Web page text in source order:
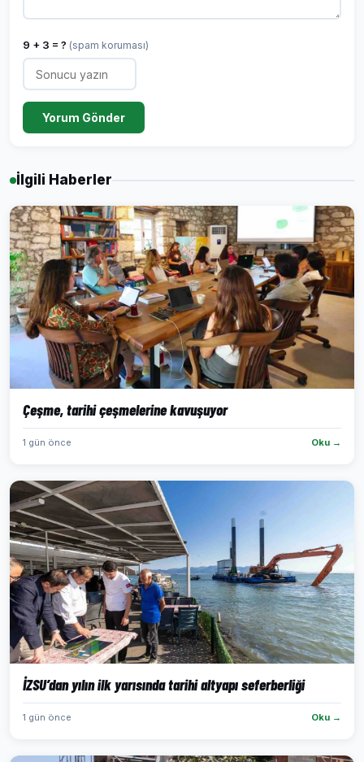
9 + 3 = ? (spam koruması)
Yorum Gönder
İlgili Haberler
Çeşme, tarihi çeşmelerine kavuşuyor
1 gün önce Oku →
İZSU’dan yılın ilk yarısında tarihi altyapı seferberliği
1 gün önce Oku →